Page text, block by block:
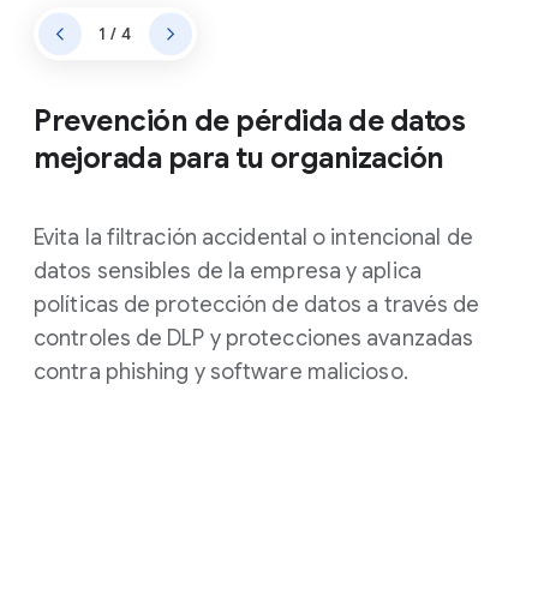
Prevención de pérdida de datos
mejorada para tu organización
Evita la filtración accidental o intencional de
datos sensibles de la empresa y aplica
políticas de protección de datos a través de
controles de DLP y protecciones avanzadas
contra phishing y software malicioso.
1 / 4